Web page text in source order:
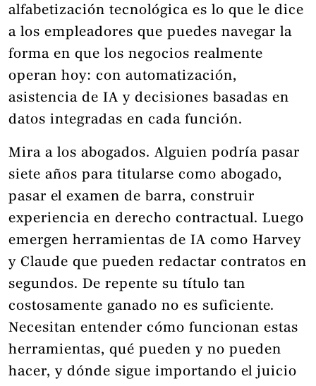
alfabetización tecnológica es lo que le dice
a los empleadores que puedes navegar la
forma en que los negocios realmente
operan hoy: con automatización,
asistencia de IA y decisiones basadas en
datos integradas en cada función.
Mira a los abogados. Alguien podría pasar
siete años para titularse como abogado,
pasar el examen de barra, construir
experiencia en derecho contractual. Luego
emergen herramientas de IA como Harvey
y Claude que pueden redactar contratos en
segundos. De repente su título tan
costosamente ganado no es suficiente.
Necesitan entender cómo funcionan estas
herramientas, qué pueden y no pueden
hacer, y dónde sigue importando el juicio